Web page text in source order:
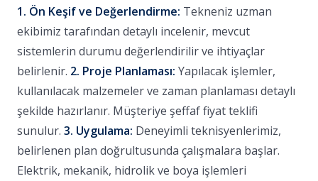
1. Ön Keşif ve Değerlendirme: Tekneniz uzman
ekibimiz tarafından detaylı incelenir, mevcut
sistemlerin durumu değerlendirilir ve ihtiyaçlar
belirlenir. 2. Proje Planlaması: Yapılacak işlemler,
kullanılacak malzemeler ve zaman planlaması detaylı
şekilde hazırlanır. Müşteriye şeffaf fiyat teklifi
sunulur. 3. Uygulama: Deneyimli teknisyenlerimiz,
belirlenen plan doğrultusunda çalışmalara başlar.
Elektrik, mekanik, hidrolik ve boya işlemleri